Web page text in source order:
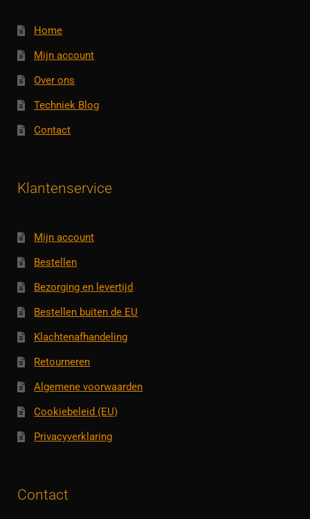
Home
Mijn account
Over ons
Techniek Blog
Contact
Klantenservice
Mijn account
Bestellen
Bezorging en levertijd
Bestellen buiten de EU
Klachtenafhandeling
Retourneren
Algemene voorwaarden
Cookiebeleid (EU)
Privacyverklaring
Contact